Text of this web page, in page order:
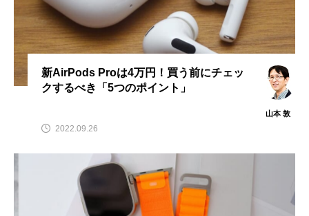
新AirPods Proは4万円！買う前にチェッ
クするべき「5つのポイント」
山本 敦
2022.09.26